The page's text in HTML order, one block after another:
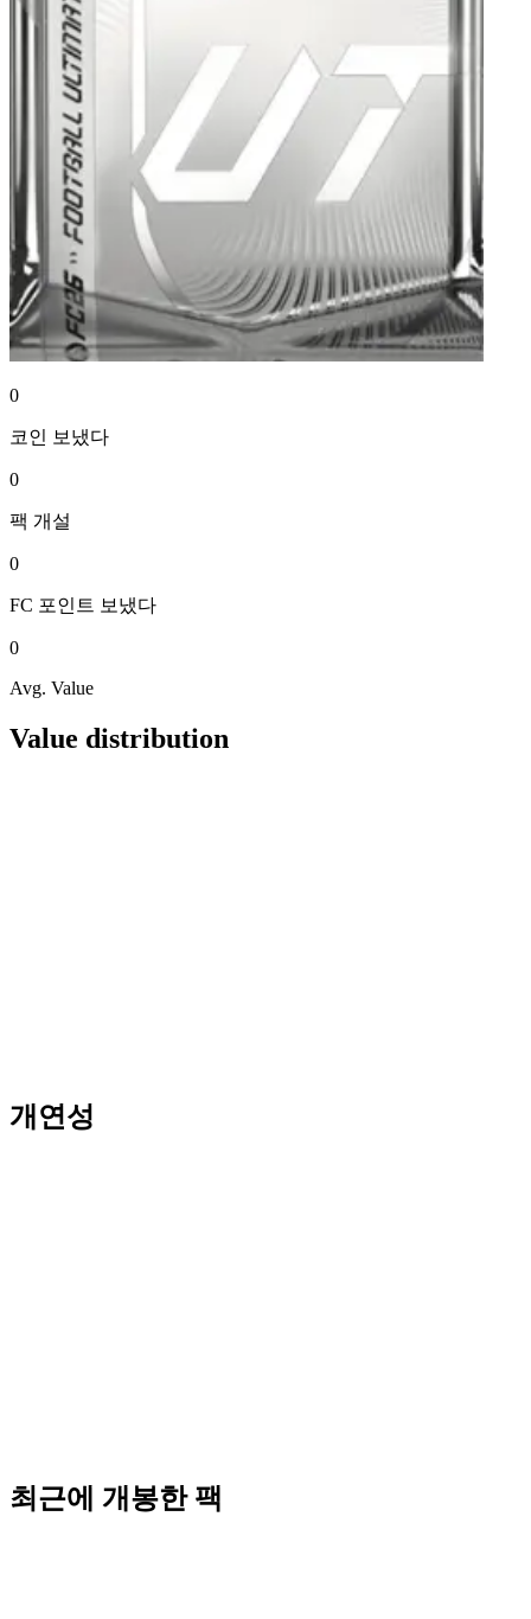
0
코인 보냈다
0
팩 개설
0
FC 포인트 보냈다
0
Avg. Value
Value distribution
개연성
최근에 개봉한 팩